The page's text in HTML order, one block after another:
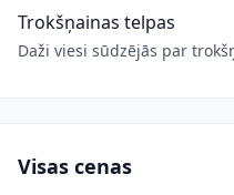
Trokšņainas telpas
Daži viesi sūdzējās par
Visas cenas